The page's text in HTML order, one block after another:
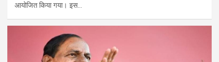
आयोजित किया गया। इस…